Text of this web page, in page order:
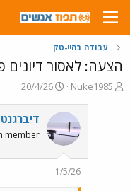
עבודה בהיי-טק
הצעה: לאסור דיונים
פ
Nuke1985
פ
ס
ם
ת
20/4/26
member
1/5/26